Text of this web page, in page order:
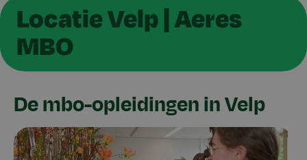
Locatie Velp | Aeres
MBO
De mbo-opleidingen in Velp